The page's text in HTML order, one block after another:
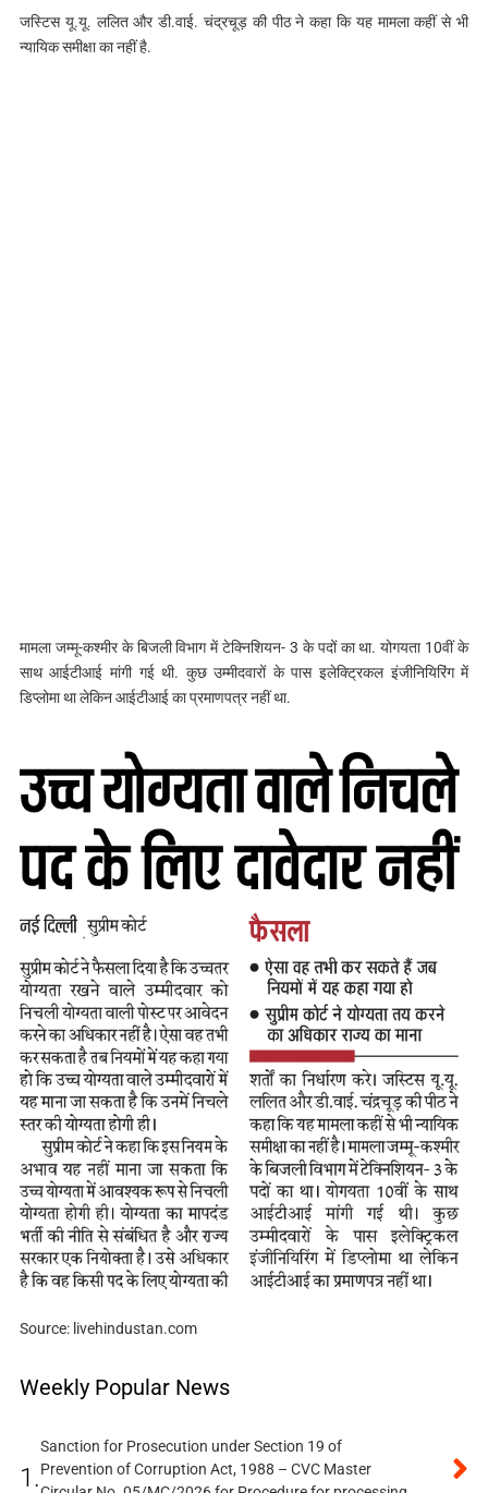
जस्टिस यू.यू. ललित और डी.वाई. चंद्रचूड़ की पीठ ने कहा कि यह मामला कहीं से भी
न्यायिक समीक्षा का नहीं है.
मामला जम्मू-कश्मीर के बिजली विभाग में टेक्निशियन- 3 के पदों का था. योगयता 10वीं के
साथ आईटीआई मांगी गई थी. कुछ उम्मीदवारों के पास इलेक्ट्रिकल इंजीनियिरिंग में
डिप्लोमा था लेकिन आईटीआई का प्रमाणपत्र नहीं था.
Source: livehindustan.com
Weekly Popular News
1.
Sanction for Prosecution under Section 19 of
Prevention of Corruption Act, 1988 – CVC Master